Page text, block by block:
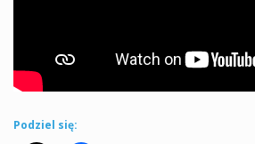
Podziel się: